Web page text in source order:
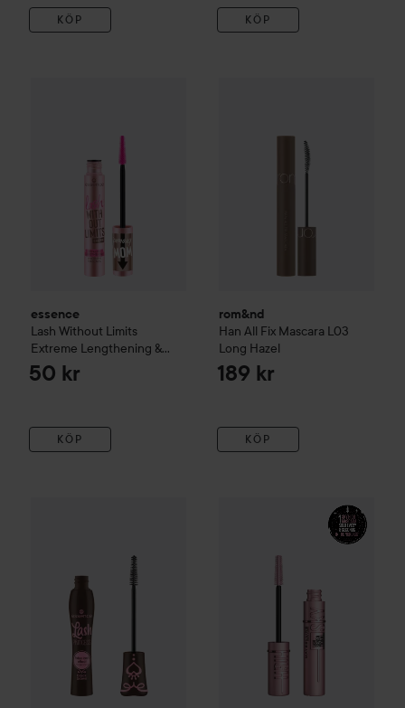
KÖP KÖP
essence
Lash Without Limits
Extreme Lengthening &
Volume Mascara
50 kr
KÖP
rom&nd
Han All Fix Mascara L03
Long Hazel
189 kr
KÖP
Lash Princess False Lash Effect MascaraBlack
Maybelline New YorkLash